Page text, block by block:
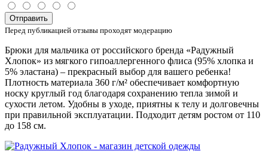
Отправить
Перед публикацией отзывы проходят модерацию
Брюки для мальчика от российского бренда «Радужный
Хлопок» из мягкого гипоаллергенного флиса (95% хлопка и
5% эластана) – прекрасный выбор для вашего ребенка!
Плотность материала 360 г/м² обеспечивает комфортную
носку круглый год благодаря сохранению тепла зимой и
сухости летом. Удобны в уходе, приятны к телу и долговечны
при правильной эксплуатации. Подходит детям ростом от 110
до 158 см.